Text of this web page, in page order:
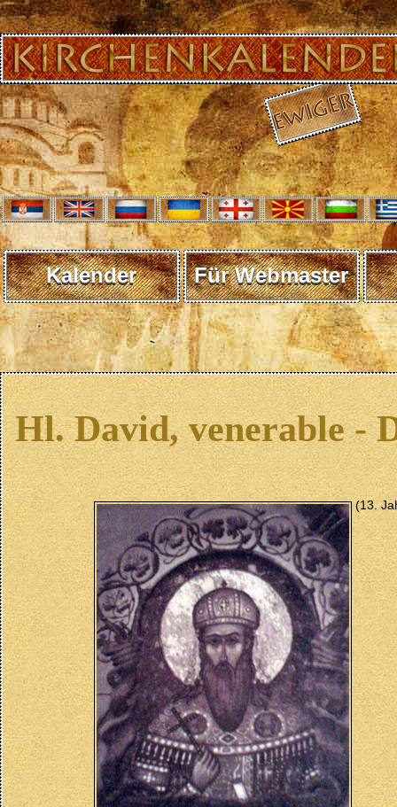
Kalender Für Webmaster
Hl. David, venerable -
(13.